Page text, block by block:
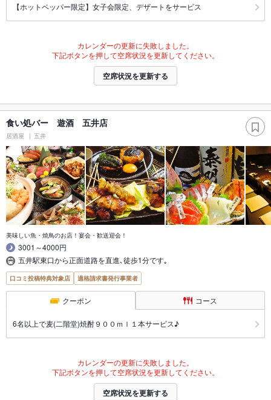
【ホットペッパー限定】女子会限定、デザートをサービス
カレンダーの更新に失敗しました。
下記ボタンを押して空席状況を更新してください。
空席状況を更新する
食い処バー 遊酒 五井店
居酒屋 五井
美味しい魚・焼鳥のお店！宴会・歓送迎会！
3001～4000円
五井駅東口から正面道路を直進､徒歩1分です｡
口コミ投稿特典対象店 適格請求書発行事業者
クーポン コース
6名以上で麦(二階堂)焼酎９００ｍｌ１本サービス♪
カレンダーの更新に失敗しました。
下記ボタンを押して空席状況を更新してください。
空席状況を更新する